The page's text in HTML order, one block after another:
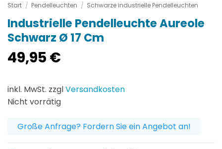
Start / Pendelleuchten / Schwarze industrielle Pendelleuchten
Industrielle Pendelleuchte Aureole
Schwarz Ø 17 Cm
49,95 €
inkl. MwSt. zzglVersandkosten
Nicht vorrätig
Große Anfrage? Fordern Sie ein Angebot an!